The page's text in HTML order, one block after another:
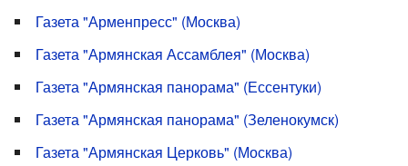
Газета "Арменпресс" (Москва)
Газета "Армянская Ассамблея" (Москва)
Газета "Армянская панорама" (Ессентуки)
Газета "Армянская панорама" (Зеленокумск)
Газета "Армянская Церковь" (Москва)